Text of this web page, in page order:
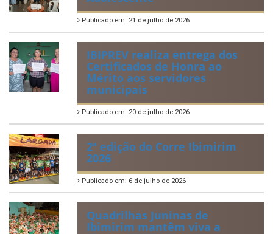
Perguntas Frequentemente Questionadas
ÚLTIMAS NOTÍCIAS
VIII Conferência Municipal dos
Direitos da Criança e do
Adolescente
IBIPREV realiza entrega dos
Certificados de Honra ao
Mérito aos servidores
municipais
Publicado em: 20 de julho de 2026